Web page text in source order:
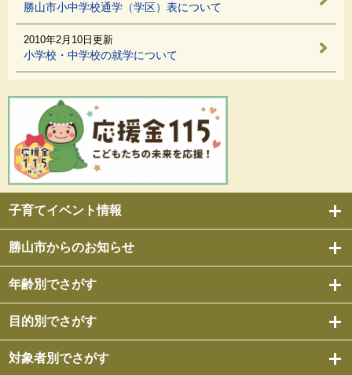
子育てイベント情報
勝山市からのお知らせ
年齢別でさがす
目的別でさがす
対象者別でさがす
勝山市小中学校通学（学区）表について
小学校・中学校の就学について
2010年2月10日更新